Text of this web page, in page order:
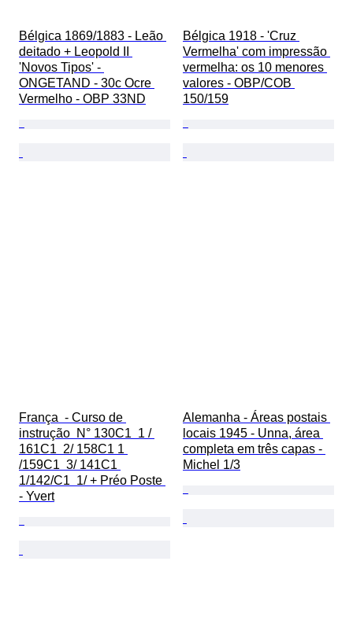
Bélgica 1869/1883 - Leão
deitado + Leopold II
'Novos Tipos' -
ONGETAND - 30c Ocre
Vermelho - OBP 33ND
Bélgica 1918 - 'Cruz
Vermelha' com impressão
vermelha: os 10 menores
valores - OBP/COB
150/159
França  - Curso de
instrução  N° 130C1  1 /
161C1  2/ 158C1 1
/159C1  3/ 141C1
1/142/C1  1/ + Préo Poste
- Yvert
Alemanha - Áreas postais
locais 1945 - Unna, área
completa em três capas -
Michel 1/3